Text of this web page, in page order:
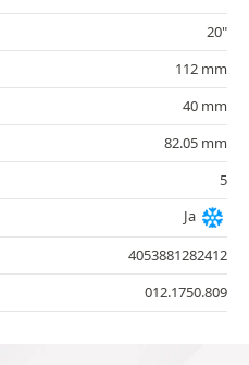
20"
112 mm
40 mm
82.05 mm
5
Ja
4053881282412
012.1750.809